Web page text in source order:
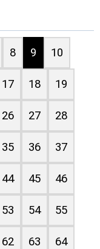
8 9 10
17 18 19
26 27 28
35 36 37
44 45 46
53 54 55
62 63 64